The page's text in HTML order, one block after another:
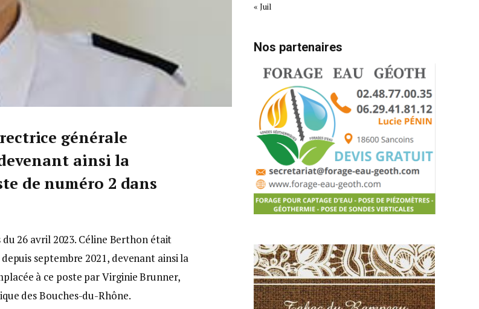
générale
ainsi la
de numéro 2 dans
26 avril 2023. Céline Berthon était
septembre 2021, devenant ainsi la
à ce poste par Virginie Brunner,
des Bouches-du-Rhône.
« Juil
Nos partenaires